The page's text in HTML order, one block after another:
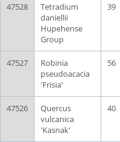
47528
Tetradium
daniellii
Hupehense
Group
39
47527
Robinia
pseudoacacia
'Frisia'
56
47526
Quercus
vulcanica
'Kasnak'
40